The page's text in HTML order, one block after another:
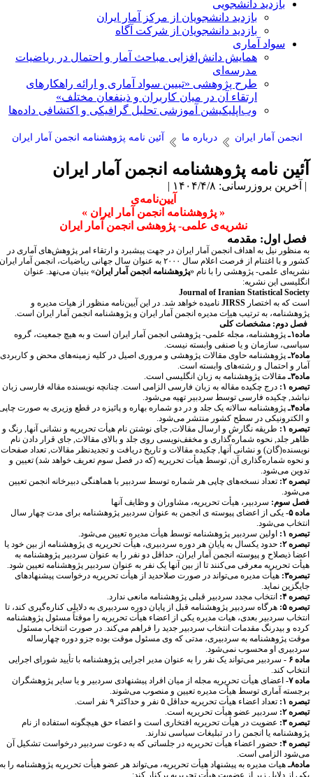
بازدید دانشجویی
بازدید دانشجویان از مرکز آمار ایران
بازدید دانشجویان از شرکت آگاه
سواد آماری
همایش دانش‌افزایی مباحث آمار و احتمال در ریاضیات
مدرسه‌ای
طرح پژوهشی «تبیین سواد آماری و ارائه راهکارهای
ارتقاء آن در میان کاربران و ذینفعان مختلف»
وب‌اپلیکیشن آموزشی تحلیل گرافیکی و اکتشافی داده‌ها
انجمن آمار ایران درباره ما آئین نامه پژوهشنامه انجمن آمار ایران
نامه پژوهشنامه انجمن آمار ایران
بروزرسانی: ۱۴۰۴/۴/۸ |
آیین‌نامه‌ی
« پژوهشنامه انجمن آمار ایران »
نشریه‌ی علمی- پژوهشی انجمن آمار ایران
اول: مقدمه
منظور نیل به اهداف انجمن آمار ایران در جهت پیشبرد و ارتقاء امر پژوهش‌های آماری در
کشور و با اغتنام از فرصت اعلام سال ۲۰۰۰ به عنوان سال جهانی ریاضیات، انجمن آمار ایران
علمی- پژوهشی را با نام « پژوهشنامه انجمن آمار ایران » بنیان می‌نهد. عنوان
این نشریه:
Journal of Iranian Statistical
که به اختصارJIRSSنامیده خواهد شد. در این آیین‌نامه منظور از هیات مدیره و
به ترتیب هیاِت مدیره انجمن آمار ایران و پژوهشنامه انجمن آمار ایران است.
دوم: مشخصات کلی
پژوهشنامه، مجله علمی- پژوهشی انجمن آمار ایران است و به هیچ جمعیت، گروه
سازمان و یا صنفی وابسته نیست.
پژوهشنامه حاوی مقالات پژوهشی و مروری اصیل در کلیه زمینه‌های محض و کاربردی
و احتمال و رشته‌های وابسته است.
مقالات پژوهشنامه به زبان انگلیسی است.
۱:
درج چکیده مقاله به زبان فارسی الزامی است. چنانچه نویسنده مقاله فارسی زبان
چکیده فارسی توسط سردبیر تهیه می‌شود.
پژوهشنامه سالانه یک جلد و در دو شماره بهاره و پائیزه در قطع وزیری به صورت چاپی
الکترونیکی در سطح کشور منتشر می‌شود.
۱:
طریقه نگارش و ارسال مقالات, جای نوشتن نام هیأت تحریریه و نشانی آنها, رنگ و
جلد, نحوه شماره‌گذاری و مخفف‌نویسی روی جلد و بالای مقالات, جای قرار دادن نام
و نشانی آنها, چکیده مقالات و تاریخ دریافت و تجدید‌نظر مقالات, تعداد صفحات
نحوه شماره‌گذاری آن, توسط هیأت تحریریه (که در فصل سوم تعریف خواهد شد) تعیین و
می‌شود.
۲:
تعداد نسخه‌های چاپی هر شماره توسط سردبیر با هماهنگی دبیرخانه انجمن تعیین
سوم:سردبیر، هیأت تحریریه، مشاوران و وظایف آنها
۵-
یکی از اعضای پیوسته ی انجمن به عنوان سردبیر پژوهشنامه برای مدت چهار سال
می‌شود.
۱:
اولین سردبیر پژوهشنامه توسط هیأت مدیره تعیین می‌شود.
۲:
حدود یکسال به پایان هر دوره سردبیری، هیأت تحریریه ی پژوهشنامه از بین خود یا
ذیصلاح و پیوسته انجمن آمار ایران، حداقل دو نفر را به عنوان سردبیر پژوهشنامه به
تحریریه معرفی می‌کنند تا از بین آنها یک نفر به عنوان سردبیر پژوهشنامه تعیین شود.
هیأت مدیره می‌تواند در صورت صلاحدید از هیأت تحریریه درخواست پیشنهادهای
نماید.
۴:
انتخاب مجدد سردبیر قبلی پژوهشنامه مانعی ندارد.
۵:
هرگاه سردبیر پژوهشنامه قبل از پایان دوره سردبیری به دلایلی کناره‌گیری کند، تا
سردبیر بعدی، هیات مدیره یکی از اعضاء هیأت تحریریه را موقتاً مسئول پژوهشنامه
و بیدرنگ مقدمات انتخاب سردبیر جدید را فراهم می‌کند. در صورت انتخاب مسئول
پژوهشنامه به سردبیری، مدتی که وی مسئول موقت بوده جزو دوره چهارساله
او محسوب نمی‌شود.
۶ -
سردبیر می‌تواند یک نفر را به عنوان مدیر اجرایی پژوهشنامه با تأیید شورای اجرایی
کند.
۷-
اعضای هیأت تحریریه مجله از میان افراد پیشنهادی سردبیر و یا سایر پژوهشگران
آماری توسط هیأت مدیره تعیین و منصوب می‌شوند.
۱:
تعداد اعضاء هیأت تحریریه حداقل ۵ نفر و حداکثر ۹ نفر است.
۲:
سردبیر عضو هیأت تحریریه است.
۳:
عضویت در هیأت تحریریه افتخاری است و اعضاء حق هیچگونه استفاده از نام
یا انجمن را در تبلیغات سیاسی ندارند.
۴:
حضور اعضاء هیأت تحریریه در جلساتی که به دعوت سردبیر درخواست تشکیل آن
الزامی است.
هیات مدیره به پیشنهاد هیأت تحریریه، می‌تواند هر عضو هیأت تحریریه پژوهشنامه را به
از دلایل زیر از عضویت هیأت تحریریه برکنار کند: